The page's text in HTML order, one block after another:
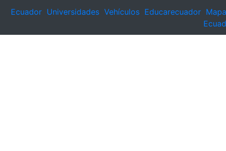
Ecuador Universidades Vehículos Educarecuador